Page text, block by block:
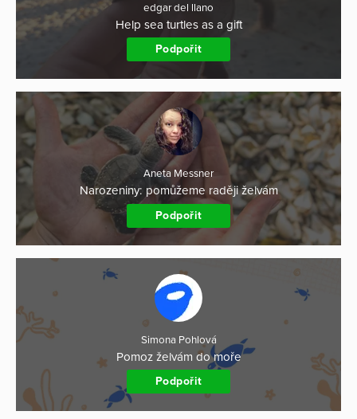
edgar del llano
Help sea turtles as a gift
Podpořit
Aneta Messner
Narozeniny: pomůžeme raději želvám
Podpořit
Simona Pohlová
Pomoz želvám do moře
Podpořit